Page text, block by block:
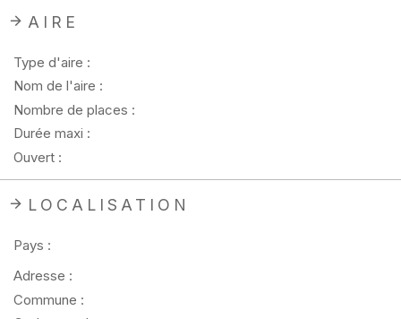
AIRE
Type d'aire :
Nom de l'aire :
Nombre de places :
Durée maxi :
Ouvert :
LOCALISATION
Pays :
Adresse :
Commune :